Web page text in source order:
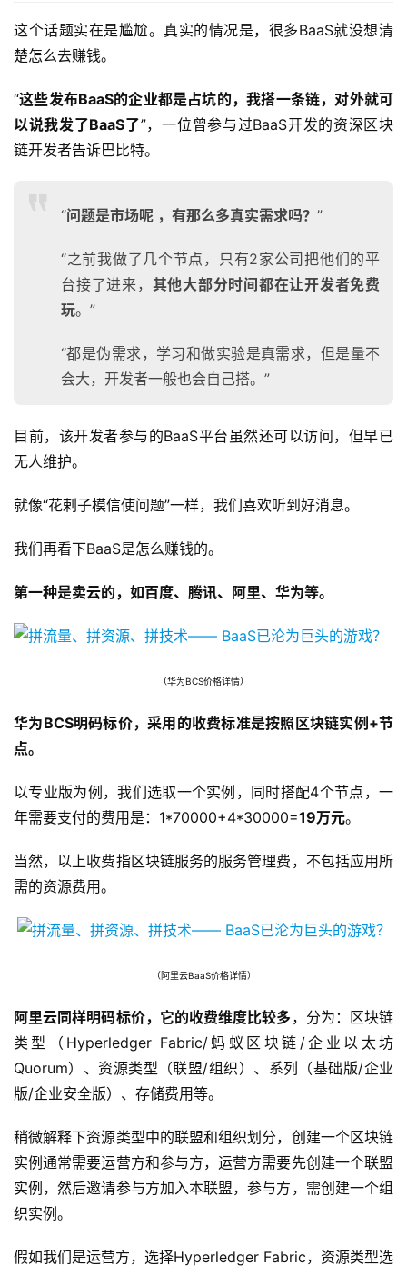
这个话题实在是尴尬。真实的情况是，很多BaaS就没想清
楚怎么去赚钱。
“这些发布BaaS的企业都是占坑的，我搭一条链，对外就可
以说我发了BaaS了”，一位曾参与过BaaS开发的资深区块
链开发者告诉巴比特。
“问题是市场呢 ，有那么多真实需求吗？ ”
“之前我做了几个节点，只有2家公司把他们的平
台接了进来， 其他大部分时间都在让开发者免费
玩。”
“都是伪需求，学习和做实验是真需求，但是量不
会大，开发者一般也会自己搭。”
目前，该开发者参与的BaaS平台虽然还可以访问，但早已
无人维护。
就像“花剌子模信使问题”一样，我们喜欢听到好消息。
我们再看下BaaS是怎么赚钱的。
第一种是卖云的，如百度、腾讯、阿里、华为等。
（华为BCS价格详情）
华为BCS明码标价，采用的收费标准是按照区块链实例+节
点。
以专业版为例，我们选取一个实例，同时搭配4个节点，一
年需要支付的费用是：1*70000+4*30000=19万元。
当然，以上收费指区块链服务的服务管理费，不包括应用所
需的资源费用。
（阿里云BaaS价格详情）
阿里云同样明码标价，它的收费维度比较多 ，分为：区块链
类型（Hyperledger Fabric/蚂蚁区块链/企业以太坊
Quorum）、资源类型（联盟/组织）、系列（基础版/企业
版/企业安全版）、存储费用等。
稍微解释下资源类型中的联盟和组织划分，创建一个区块链
实例通常需要运营方和参与方，运营方需要先创建一个联盟
实例，然后邀请参与方加入本联盟，参与方，需创建一个组
织实例。
假如我们是运营方，选择Hyperledger Fabric，资源类型选